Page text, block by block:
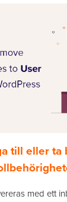
till eller ta
med ett